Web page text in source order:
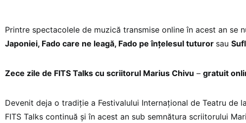
Printre spectacolele de muzică transmise online în acest an se
Japoniei, Fado care ne leagă, Fado pe înţelesul tuturor sau
Zece zile de FITS Talks cu scriitorul Marius Chivu – gratuit
Devenit deja o tradiție a Festivalului Internațional de Teatru de
FITS Talks continuă și în acest an sub semnătura scriitorului